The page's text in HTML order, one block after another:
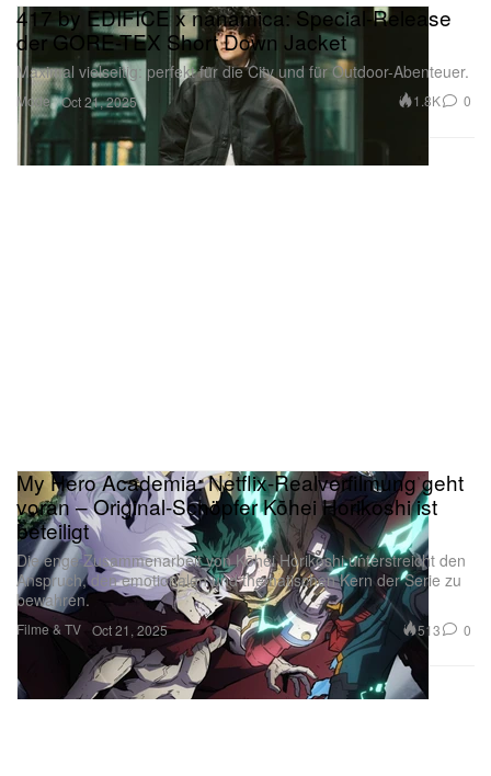
Mode
417 by EDIFICE x nanamica: Special-Release
der GORE-TEX Short Down Jacket
Maximal vielseitig: perfekt für die City und für Outdoor-Abenteuer.
Oct 21, 2025 1.8K 0
Filme & TV
My Hero Academia: Netflix-Realverfilmung geht
voran – Original-Schöpfer Kōhei Horikoshi ist
beteiligt
Die enge Zusammenarbeit von Kōhei Horikoshi unterstreicht den
Anspruch, den emotionalen und thematischen Kern der Serie zu
bewahren.
Oct 21, 2025 513 0